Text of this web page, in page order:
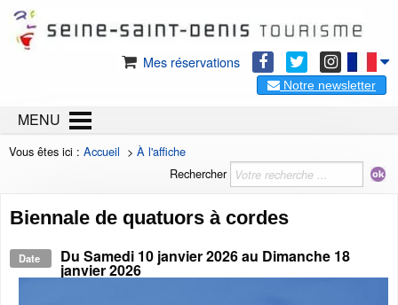
Mes réservations
Notre newsletter
MENU
Vous êtes ici : Accueil > À l'affiche
Rechercher
Biennale de quatuors à cordes
Date Du Samedi 10 janvier 2026au Dimanche 18
janvier 2026